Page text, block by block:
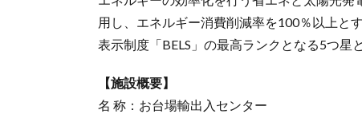
用し、エネルギー消費削減率を100％以上と
表示制度「BELS」の最高ランクとなる5つ星
【施設概要】
名 称：お台場輸出入センター